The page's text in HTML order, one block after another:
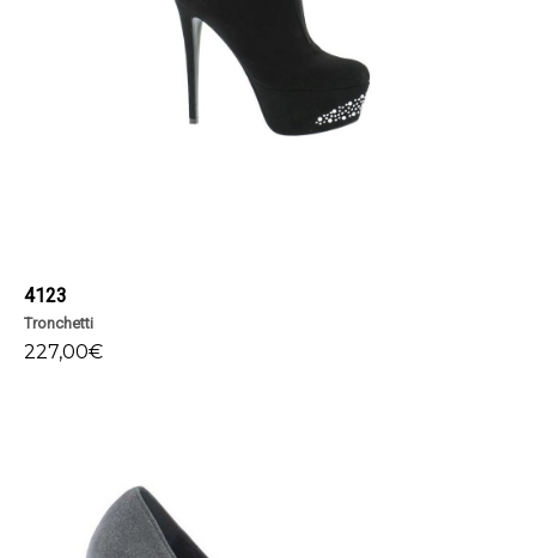
4123
Tronchetti
227,00€